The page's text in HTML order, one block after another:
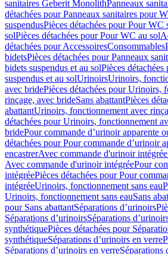
sanitaires Geberit MonolithPanneaux
détachées pour Panneaux sanitaires pour
suspendusPièces détachées pour Pour WC
solPièces détachées pour Pour WC au sol
détachées pour AccessoiresConsommables
bidetsPièces détachées pour Panneaux
bidets suspendus et au solPièces
suspendus et au solUrinoirsUrinoirs,
avec bridePièces détachées pour Urinoirs,
rinçage, avec brideSans abattantPièces
abattantUrinoirs, fonctionnement avec
détachées pour Urinoirs, fonctionnement
bridePour commande d’urinoir apparente
détachées pour Pour commande d’urinoir
encastrerAvec commande d'urinoir intégrée
Avec commande d'urinoir intégréePour
intégréePièces détachées pour Pour
intégréeUrinoirs, fonctionnement sans eau
Urinoirs, fonctionnement sans eauSans
pour Sans abattantSéparations d’urinoirs
Séparations d’urinoirsSéparations
synthétiquePièces détachées pour
synthétiqueSéparations d’urinoirs en verre
Séparations d’urinoirs en verreSéparations